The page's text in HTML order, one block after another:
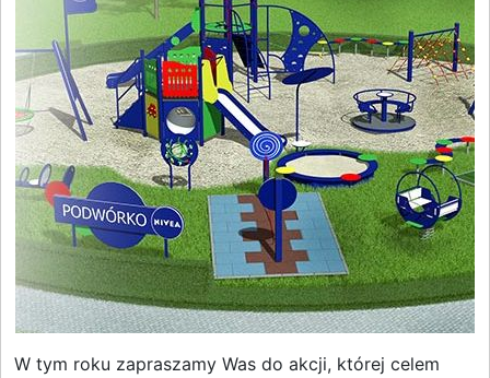
W tym roku zapraszamy Was do akcji, której celem